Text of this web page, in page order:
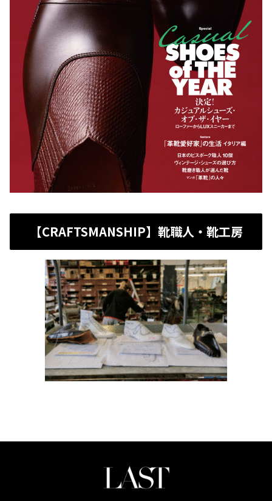
【CRAFTSMANSHIP】靴職人・靴工房